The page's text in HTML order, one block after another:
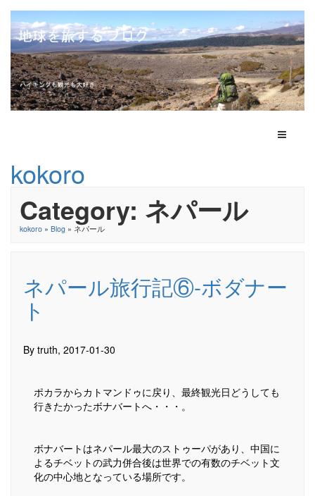
Toggle
kokoro
Category: ネパール
kokoro » Blog » ネパール
ネパール旅行記⑥-ボダナー
ト
By truth, 2017-01-30
ポカラからカトマンドゥに戻り、最終観光日どうしても
行きたかったボナバートへ・・・。
ボナバートはネパール最大のストゥーパがあり、中国に
よるチベットの武力併合後は世界での有数のチベット文
化の中心地となっている場所です。